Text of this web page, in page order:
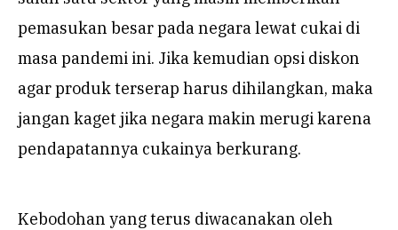
pemasukan besar pada negara lewat cukai di
masa pandemi ini. Jika kemudian opsi diskon
agar produk terserap harus dihilangkan, maka
jangan kaget jika negara makin merugi karena
pendapatannya cukainya berkurang.
Kebodohan yang terus diwacanakan oleh